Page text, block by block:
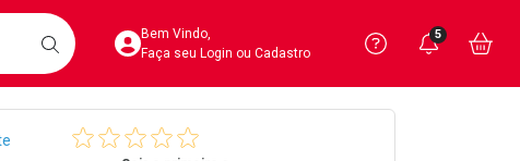
BUSCARAcesse sua Conta
Bem Vindo,
Faça seu Login ou Cadastro
Precisa
Ver Recursos
Você
5